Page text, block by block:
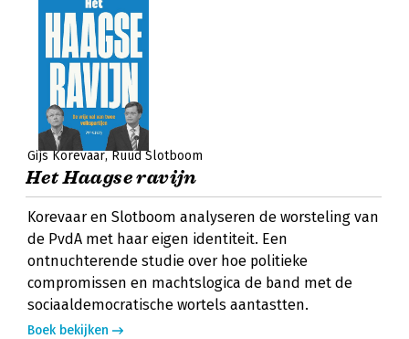
Gijs Korevaar Ruud Slotboom
Het Haagse ravijn
Korevaar en Slotboom analyseren de worsteling van
de PvdA met haar eigen identiteit. Een
ontnuchterende studie over hoe politieke
compromissen en machtslogica de band met de
sociaaldemocratische wortels aantastten.
Boek bekijken